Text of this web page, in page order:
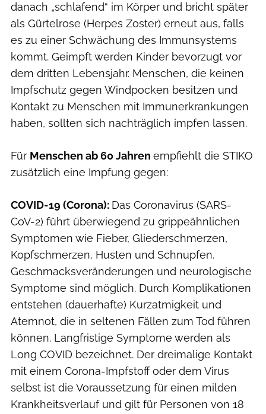
danach „schlafend“ im Körper und bricht später
als Gürtelrose (Herpes Zoster) erneut aus, falls
es zu einer Schwächung des Immunsystems
kommt. Geimpft werden Kinder bevorzugt vor
dem dritten Lebensjahr. Menschen, die keinen
Impfschutz gegen Windpocken besitzen und
Kontakt zu Menschen mit Immunerkrankungen
haben, sollten sich nachträglich impfen lassen.
Für Menschen ab 60 Jahren empfiehlt die STIKO
zusätzlich eine Impfung gegen:
COVID-19 (Corona): Das Coronavirus (SARS-
CoV-2) führt überwiegend zu grippeähnlichen
Symptomen wie Fieber, Gliederschmerzen,
Kopfschmerzen, Husten und Schnupfen.
Geschmacksveränderungen und neurologische
Symptome sind möglich. Durch Komplikationen
entstehen (dauerhafte) Kurzatmigkeit und
Atemnot, die in seltenen Fällen zum Tod führen
können. Langfristige Symptome werden als
Long COVID bezeichnet. Der dreimalige Kontakt
mit einem Corona-Impfstoff oder dem Virus
selbst ist die Voraussetzung für einen milden
Krankheitsverlauf und gilt für Personen von 18